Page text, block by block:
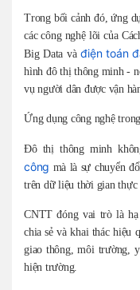
Trong bối cảnh đó, ứng
các công nghệ lõi của
Big Data vàđiện toán
hình đô thị thông minh -
vụ người dân được vận
Ứng dụng công nghệ
Đô thị thông minh
công mà là sự chuyển
trên dữ liệu thời gian thực
CNTT đóng vai trò là hạ
chia sẻ và khai thác hiệu
giao thông, môi trường,
hiện trường.